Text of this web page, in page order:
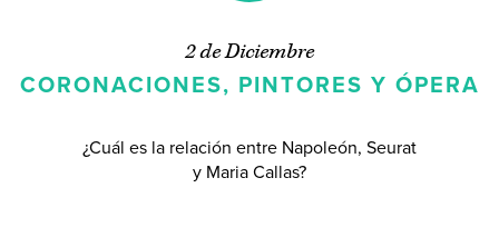
2 de Diciembre
CORONACIONES, PINTORES Y ÓPERA
¿Cuál es la relación entre Napoleón, Seurat
y Maria Callas?